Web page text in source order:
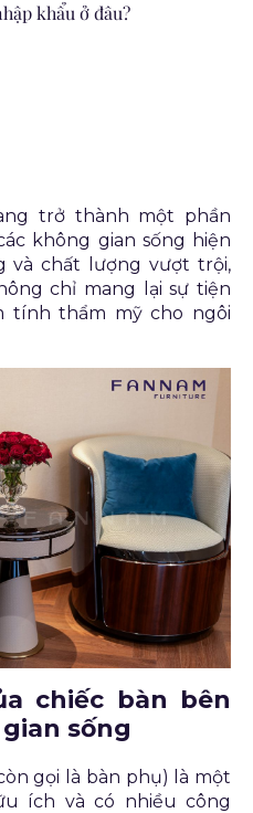
khẩu ở đâu?
trở thành một phần
không gian sống hiện
và chất lượng vượt trội,
chỉ mang lại sự tiện
tính thẩm mỹ cho ngôi
chiếc bàn bên
sống
gọi là bàn phụ) là một
ích và có nhiều công